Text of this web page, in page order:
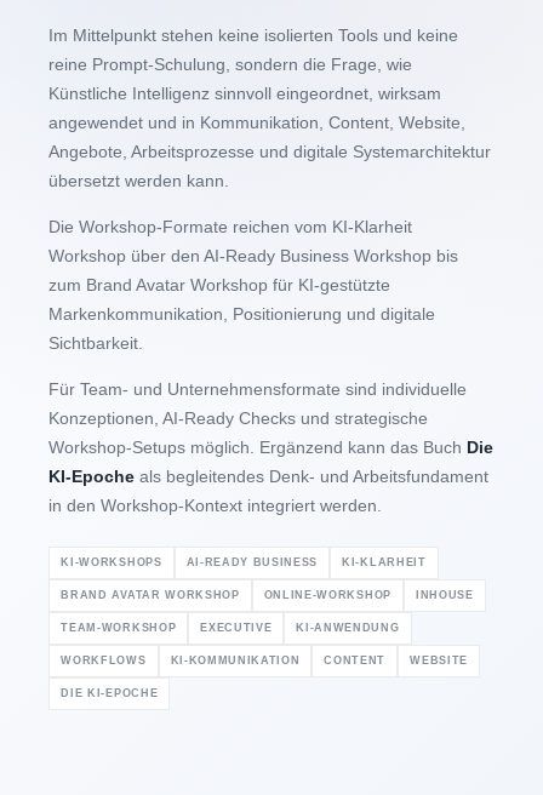
Im Mittelpunkt stehen keine isolierten Tools und keine
reine Prompt-Schulung, sondern die Frage, wie
Künstliche Intelligenz sinnvoll eingeordnet, wirksam
angewendet und in Kommunikation, Content, Website,
Angebote, Arbeitsprozesse und digitale Systemarchitektur
übersetzt werden kann.
Die Workshop-Formate reichen vom KI-Klarheit
Workshop über den AI-Ready Business Workshop bis
zum Brand Avatar Workshop für KI-gestützte
Markenkommunikation, Positionierung und digitale
Sichtbarkeit.
Für Team- und Unternehmensformate sind individuelle
Konzeptionen, AI-Ready Checks und strategische
Workshop-Setups möglich. Ergänzend kann das Buch Die
KI-Epoche als begleitendes Denk- und Arbeitsfundament
in den Workshop-Kontext integriert werden.
KI-WORKSHOPS AI-READY BUSINESS KI-KLARHEIT
BRAND AVATAR WORKSHOP ONLINE-WORKSHOP INHOUSE
TEAM-WORKSHOP EXECUTIVE KI-ANWENDUNG
WORKFLOWS KI-KOMMUNIKATION CONTENT WEBSITE
DIE KI-EPOCHE